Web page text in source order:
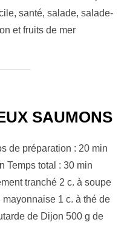
santé, salade, salade-
et fruits de mer
SAUMONS
de préparation : 20 min
Temps total : 30 min
tranché 2 c. à soupe
mayonnaise 1 c. à thé de
de Dijon 500 g de